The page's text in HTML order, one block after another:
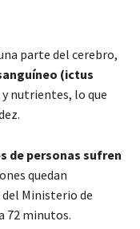
parte del cerebro,
(ictus
y nutrientes, lo que
de personas sufren
quedan
Ministerio de
72 minutos.